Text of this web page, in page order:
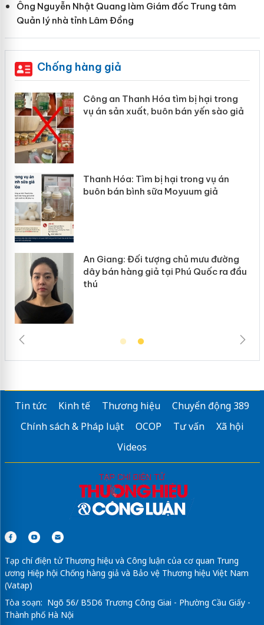
Ông Nguyễn Nhật Quang làm Giám đốc Trung tâm
Quản lý nhà tỉnh Lâm Đồng
Chống hàng giả
Công an Thanh Hóa tìm bị hại trong
vụ án sản xuất, buôn bán yến sào giả
Thanh Hóa: Tìm bị hại trong vụ án
buôn bán bình sữa Moyuum giả
An Giang: Đối tượng chủ mưu đường
dây bán hàng giả tại Phú Quốc ra đầu
thú
Tin tức Kinh tế Thương hiệu
Chuyển động 389
Chính sách & Pháp luật
OCOP Tư vấn
Xã hội
Videos
Tạp chí điện tử Thương hiệu và Công luận của cơ quan Trung
ương Hiệp hội Chống hàng giả và Bảo vệ Thương hiệu Việt Nam
(Vatap)
Tòa soạn: Ngõ 56/ B5D6 Trương Công Giai - Phường Cầu Giấy -
Thành phố Hà Nội